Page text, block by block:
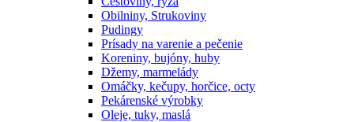
Obilniny, Strukoviny
Pudingy
Prísady na varenie a pečenie
Koreniny, bujóny, huby
Džemy, marmelády
Omáčky, kečupy, horčice, octy
Pekárenské výrobky
Oleje, tuky, maslá